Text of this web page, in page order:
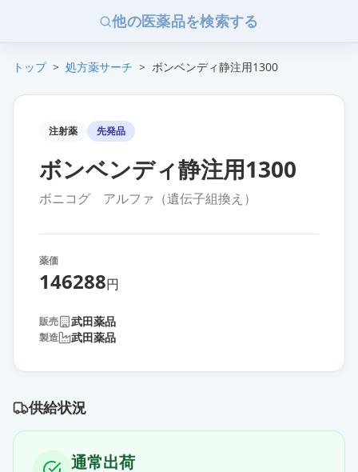
他の医薬品を検索する
トップ > 処方薬サーチ > ボンベンディ静注用1300
注射薬 先発品
ボンベンディ静注用1300
ボニコグ アルファ（遺伝子組換え）
薬価
146288円
販売 武田薬品
製造 武田薬品
供給状況
通常出荷